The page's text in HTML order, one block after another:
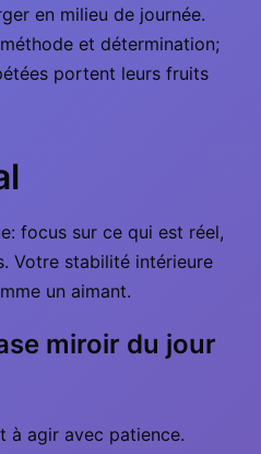
en milieu de journée.
et détermination;
portent leurs fruits
focus sur ce qui est réel,
Votre stabilité intérieure
un aimant.
miroir du jour
à agir avec patience.